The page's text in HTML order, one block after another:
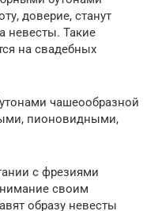
доверие, станут
невесты. Такие
на свадебных
чашеообразной
пионовидными,
с фрезиями
своим
образу невесты